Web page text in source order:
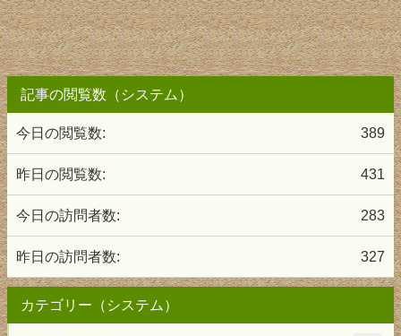
記事の閲覧数（システム）
389
今日の閲覧数:
431
昨日の閲覧数:
283
今日の訪問者数:
327
昨日の訪問者数:
カテゴリー（システム）